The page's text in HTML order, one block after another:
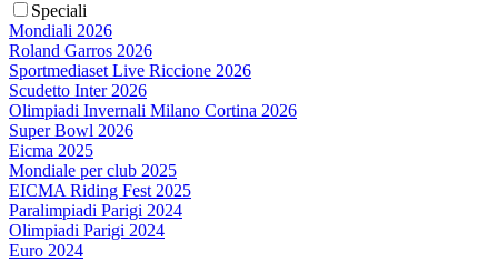
Speciali
Mondiali 2026
Roland Garros 2026
Sportmediaset Live Riccione 2026
Scudetto Inter 2026
Olimpiadi Invernali Milano Cortina 2026
Super Bowl 2026
Eicma 2025
Mondiale per club 2025
EICMA Riding Fest 2025
Paralimpiadi Parigi 2024
Olimpiadi Parigi 2024
Euro 2024